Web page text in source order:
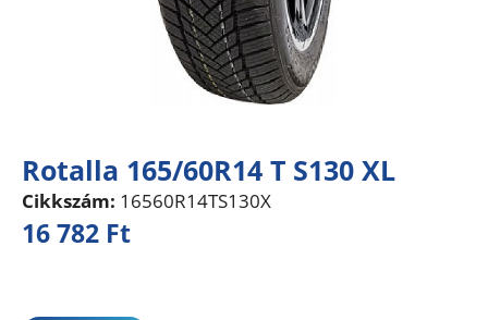
Rotalla 165/60R14 T S130 XL
Cikkszám: 16560R14TS130X
16 782 Ft